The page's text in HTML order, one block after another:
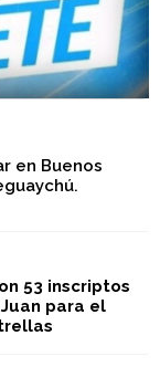
en Buenos
53 inscriptos
para el